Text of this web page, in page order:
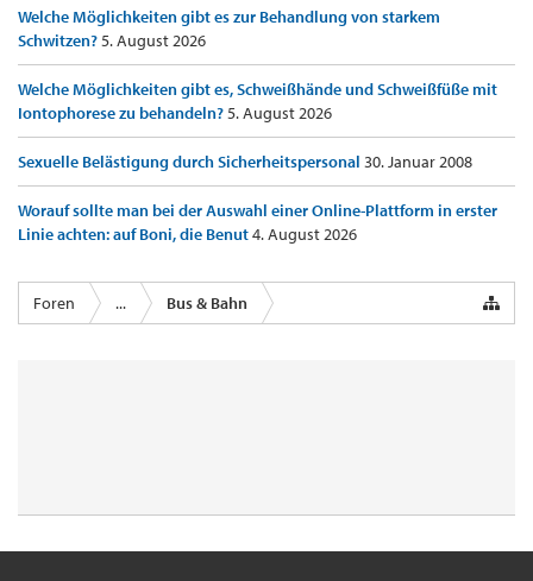
Welche Möglichkeiten gibt es zur Behandlung von starkem
Schwitzen?5. August 2026
Welche Möglichkeiten gibt es, Schweißhände und Schweißfüße mit
Iontophorese zu behandeln?5. August 2026
Sexuelle Belästigung durch Sicherheitspersonal 30. Januar 2008
Worauf sollte man bei der Auswahl einer Online-Plattform in erster
Linie achten: auf Boni, die Benut4. August 2026
Foren ... Bus & Bahn